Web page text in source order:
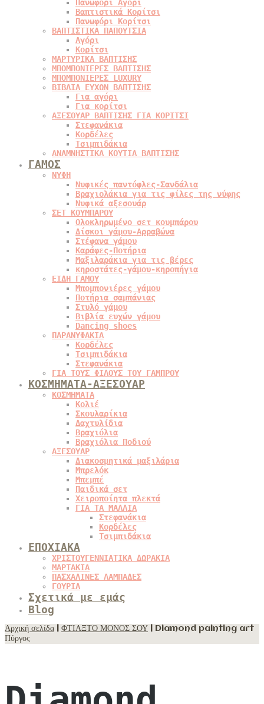
Πανωφόρι Αγόρι
Βαπτιστικά Κορίτσι
Πανωφόρι Κορίτσι
ΒΑΠΤΙΣΤΙΚΑ ΠΑΠΟΥΤΣΙΑ
Αγόρι
Κορίτσι
ΜΑΡΤΥΡΙΚΑ ΒΑΠΤΙΣΗΣ
ΜΠΟΜΠΟΝΙΕΡΕΣ ΒΑΠΤΙΣΗΣ
ΜΠΟΜΠΟΝΙΕΡΕΣ LUXURY
ΒΙΒΛΙΑ ΕΥΧΩΝ ΒΑΠΤΙΣΗΣ
Για αγόρι
Για κορίτσι
ΑΞΕΣΟΥΑΡ ΒΑΠΤΙΣΗΣ ΓΙΑ ΚΟΡΙΤΣΙ
Στεφανάκια
Κορδέλες
Τσιμπιδάκια
ΑΝΑΜΝΗΣΤΙΚΑ ΚΟΥΤΙΑ ΒΑΠΤΙΣΗΣ
ΓΑΜΟΣ
ΝΥΦΗ
Νυφικές παντόφλες-Σανδάλια
Βραχιολάκια για τις φίλες της νύφης
Νυφικά αξεσουάρ
ΣΕΤ ΚΟΥΜΠΑΡΟΥ
Ολοκληρωμένο σετ κουμπάρου
Δίσκοι γάμου-Αρραβώνα
Στέφανα γάμου
Καράφες-Ποτήρια
Μαξιλαράκια για τις βέρες
κηροστάτες-γάμου-κηροπήγια
ΕΙΔΗ ΓΑΜΟΥ
Μπομπονιέρες γάμου
Ποτήρια σαμπάνιας
Στυλό γάμου
Βιβλία ευχών γάμου
Dancing shoes
ΠΑΡΑΝΥΦΑΚΙΑ
Κορδέλες
Τσιμπιδάκια
Στεφανάκια
ΓΙΑ ΤΟΥΣ ΦΙΛΟΥΣ ΤΟΥ ΓΑΜΠΡΟΥ
ΚΟΣΜΗΜΑΤΑ-ΑΞΕΣΟΥΑΡ
ΚΟΣΜΗΜΑΤΑ
Κολιέ
Σκουλαρίκια
Δαχτυλίδια
Βραχιόλια
Βραχιόλια Ποδιού
ΑΞΕΣΟΥΑΡ
Διακοσμητικά μαξιλάρια
Μπρελόκ
Μπεμπέ
Παιδικά σετ
Χειροποίητα πλεκτά
ΓΙΑ ΤΑ ΜΑΛΛΙΑ
Στεφανάκια
Κορδέλες
Τσιμπιδάκια
ΕΠΟΧΙΑΚΑ
ΧΡΙΣΤΟΥΓΕΝΝΙΑΤΙΚΑ ΔΩΡΑΚΙΑ
ΜΑΡΤΑΚΙΑ
ΠΑΣΧΑΛΙΝΕΣ ΛΑΜΠΑΔΕΣ
ΓΟΥΡΙΑ
Σχετικά με εμάς
Blog
Αρχική σελίδα ΦΤΙΑΞΤΟ ΜΟΝΟΣ ΣΟΥ | Diamond painting art
Πύργος